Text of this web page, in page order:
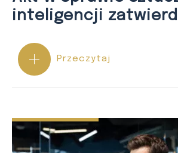
inteligencji
Przeczytaj